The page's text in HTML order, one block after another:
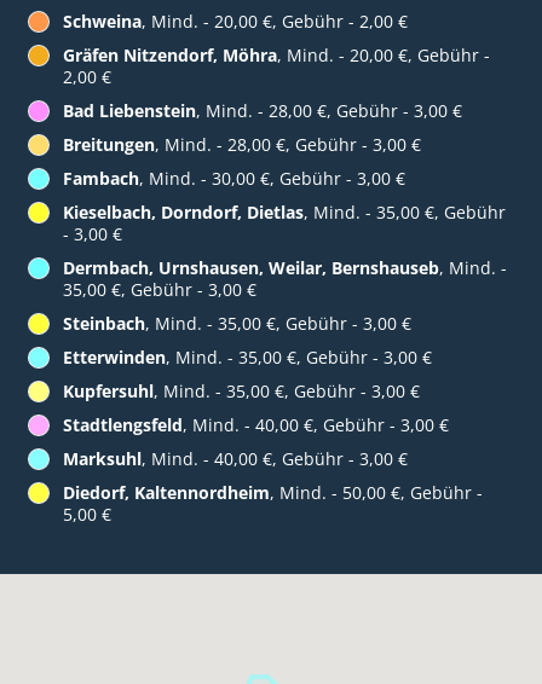
Schweina, Mind. - 20,00 €, Gebühr - 2,00 €
Gräfen Nitzendorf, Möhra, Mind. - 20,00 €, Gebühr -
2,00 €
Bad Liebenstein, Mind. - 28,00 €, Gebühr - 3,00 €
Breitungen, Mind. - 28,00 €, Gebühr - 3,00 €
Fambach, Mind. - 30,00 €, Gebühr - 3,00 €
Kieselbach, Dorndorf, Dietlas, Mind. - 35,00 €, Gebühr
- 3,00 €
Dermbach, Urnshausen, Weilar, Bernshauseb, Mind. -
35,00 €, Gebühr - 3,00 €
Steinbach, Mind. - 35,00 €, Gebühr - 3,00 €
Etterwinden, Mind. - 35,00 €, Gebühr - 3,00 €
Kupfersuhl, Mind. - 35,00 €, Gebühr - 3,00 €
Stadtlengsfeld, Mind. - 40,00 €, Gebühr - 3,00 €
Marksuhl, Mind. - 40,00 €, Gebühr - 3,00 €
Diedorf, Kaltennordheim, Mind. - 50,00 €, Gebühr -
5,00 €